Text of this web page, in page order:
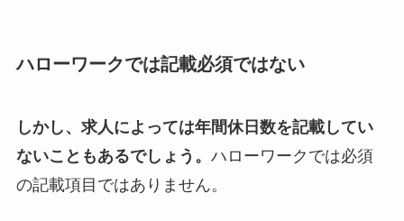
ハローワークでは記載必須ではない
しかし、求人によっては年間休日数を記載してい
ないこともあるでしょう。 ハローワークでは必須
の記載項目ではありません。